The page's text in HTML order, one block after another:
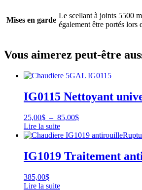
Mises en garde
Le scellant à joints 5500
également être portés lors
Vous aimerez peut-être
IG0115 Nettoyant
25,00$ – 85,00$Plage
prix :
85,00$
Lire la suite
Ce
a
plusieurs
Les
options
IG1019 Traitement
385,00$
Lire la suite